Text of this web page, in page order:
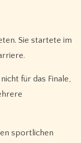
Sie startete im
für das Finale,
sportlichen